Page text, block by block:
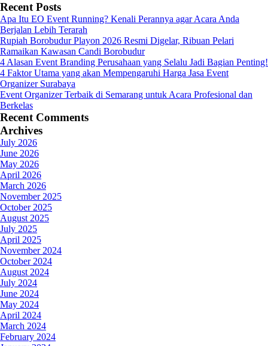
Recent Posts
Apa Itu EO Event Running? Kenali Perannya agar Acara Anda
Berjalan Lebih Terarah
Rupiah Borobudur Playon 2026 Resmi Digelar, Ribuan Pelari
Ramaikan Kawasan Candi Borobudur
4 Alasan Event Branding Perusahaan yang Selalu Jadi Bagian Penting!
4 Faktor Utama yang akan Mempengaruhi Harga Jasa Event
Organizer Surabaya
Event Organizer Terbaik di Semarang untuk Acara Profesional dan
Berkelas
Recent Comments
Archives
July 2026
June 2026
May 2026
April 2026
March 2026
November 2025
October 2025
August 2025
July 2025
April 2025
November 2024
October 2024
August 2024
July 2024
June 2024
May 2024
April 2024
March 2024
February 2024